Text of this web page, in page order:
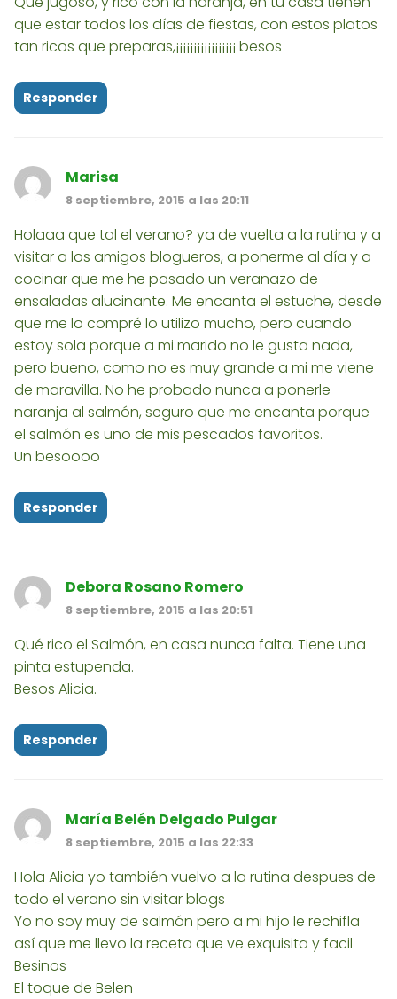
que estar todos los días de fiestas, con estos platos
tan ricos que preparas,¡¡¡¡¡¡¡¡¡¡¡¡¡¡¡¡¡ besos
Responder
Marisa
8 septiembre, 2015 a las 20:11
Holaaa que tal el verano? ya de vuelta a la rutina y a
visitar a los amigos blogueros, a ponerme al día y a
cocinar que me he pasado un veranazo de
ensaladas alucinante. Me encanta el estuche, desde
que me lo compré lo utilizo mucho, pero cuando
estoy sola porque a mi marido no le gusta nada,
pero bueno, como no es muy grande a mi me viene
de maravilla. No he probado nunca a ponerle
naranja al salmón, seguro que me encanta porque
el salmón es uno de mis pescados favoritos.
Un besoooo
Responder
Debora Rosano Romero
8 septiembre, 2015 a las 20:51
Qué rico el Salmón, en casa nunca falta. Tiene una
pinta estupenda.
Besos Alicia.
Responder
María Belén Delgado Pulgar
8 septiembre, 2015 a las 22:33
Hola Alicia yo también vuelvo a la rutina despues de
todo el verano sin visitar blogs
Yo no soy muy de salmón pero a mi hijo le rechifla
así que me llevo la receta que ve exquisita y facil
Besinos
El toque de Belen